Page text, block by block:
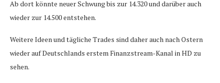
Ab dort könnte neuer Schwung bis zur 14.320 und darüber auch
wieder zur 14.500 entstehen.
Weitere Ideen und tägliche Trades sind daher auch nach Ostern
wieder auf Deutschlands erstem Finanzstream-Kanal in HD zu
sehen.